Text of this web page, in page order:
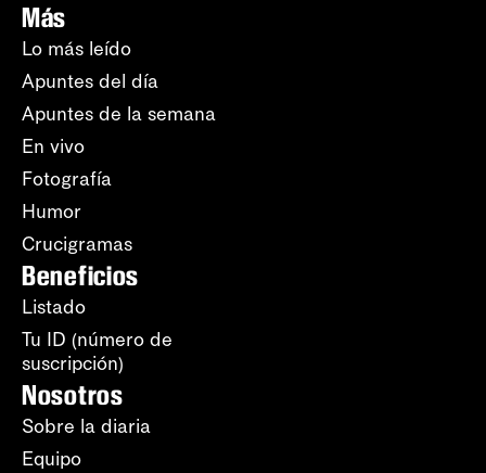
Más
Lo más leído
Apuntes del día
Apuntes de la semana
En vivo
Fotografía
Humor
Crucigramas
Beneficios
Listado
Tu ID (número de
suscripción)
Nosotros
Sobre la diaria
Equipo